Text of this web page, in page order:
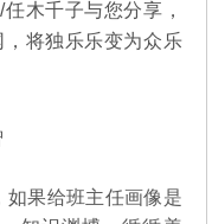
/任木千子与您分享，
将独乐乐变为众乐
果给班主任画像是